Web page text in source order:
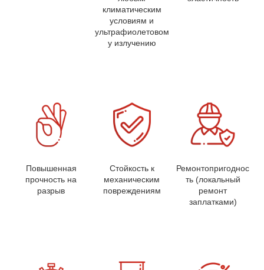
климатическим
условиям и
ультрафиолетовом
у излучению
Повышенная
прочность на
разрыв
Стойкость к
механическим
повреждениям
Ремонтопригоднос
ть (локальный
ремонт
заплатками)